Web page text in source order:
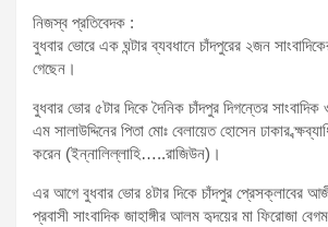
নিজস্ব প্রতিবেদক :
বুধবার ভোরে এক ঘন্টার ব্যবধানে চাঁদপুরের ২জন
গেছেন।
বুধবার ভোর ৫টার দিকে দৈনিক চাঁদপুর দিগন্তের
এম সালাউদ্দিনের পিতা মোঃ বেলায়েত হোসেন ঢাকার
করেন (ইন্নালিল্লাহি…..রাজিউন)।
এর আগে বুধবার ভোর ৪টার দিকে চাঁদপুর প্রেসক্লাবের
প্রবাসী সাংবাদিক জাহাঙ্গীর আলম হৃদয়ের মা ফিরোজা